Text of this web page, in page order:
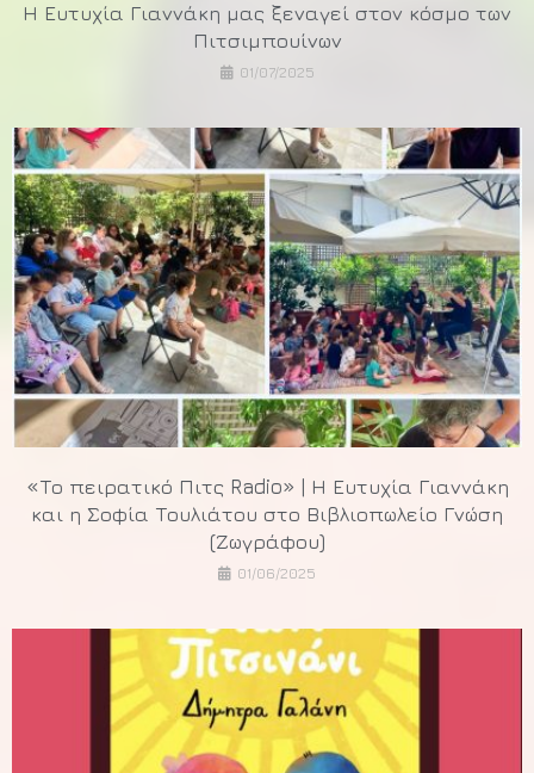
Η Ευτυχία Γιαννάκη μας ξεναγεί στον κόσμο των
Πιτσιμπουίνων
01/07/2025
«Το πειρατικό Πιτς Radio» | Η Ευτυχία Γιαννάκη
και η Σοφία Τουλιάτου στο Βιβλιοπωλείο Γνώση
(Ζωγράφου)
01/06/2025